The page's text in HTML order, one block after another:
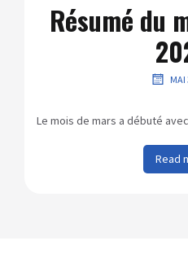
Résumé du
MAI
Le mois de mars a débuté
Read